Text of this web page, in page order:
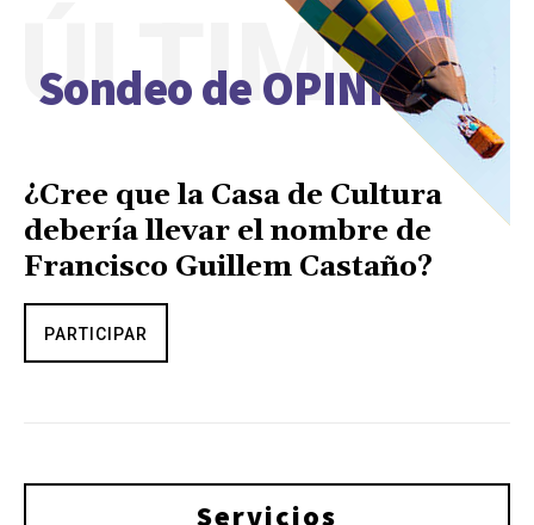
Sondeo de OPINIÓN
ÚLTIMO
¿Cree que la Casa de Cultura
debería llevar el nombre de
Francisco Guillem Castaño?
PARTICIPAR
Servicios